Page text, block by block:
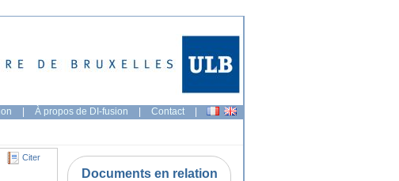
| À propos de DI-fusion | Contact |
Citer
Documents en relation